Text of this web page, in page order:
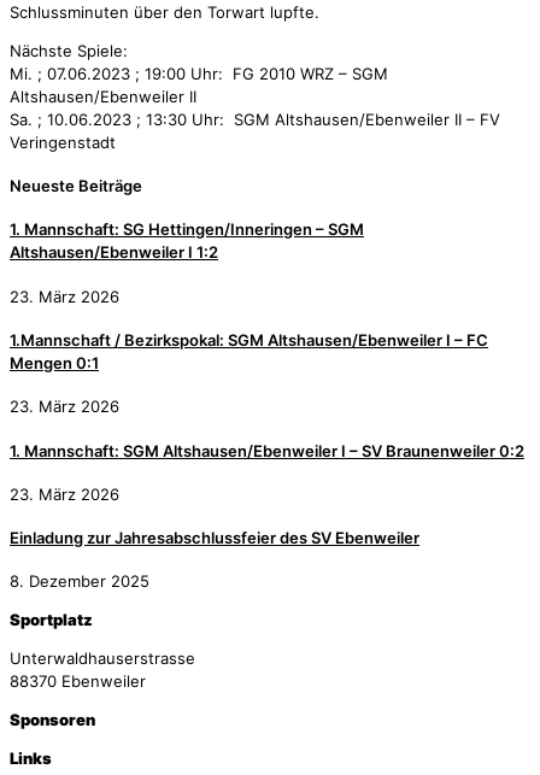
Schlussminuten über den Torwart lupfte.
Nächste Spiele:
Mi. ; 07.06.2023 ; 19:00 Uhr: FG 2010 WRZ – SGM
Altshausen/Ebenweiler II
Sa. ; 10.06.2023 ; 13:30 Uhr: SGM Altshausen/Ebenweiler II – FV
Veringenstadt
Neueste Beiträge
1. Mannschaft: SG Hettingen/Inneringen – SGM
Altshausen/Ebenweiler I 1:2
23. März 2026
1.Mannschaft / Bezirkspokal: SGM Altshausen/Ebenweiler I – FC
Mengen 0:1
23. März 2026
1. Mannschaft: SGM Altshausen/Ebenweiler I – SV Braunenweiler 0:2
23. März 2026
Einladung zur Jahresabschlussfeier des SV Ebenweiler
8. Dezember 2025
Sportplatz
Unterwaldhauserstrasse
88370 Ebenweiler
Sponsoren
Links